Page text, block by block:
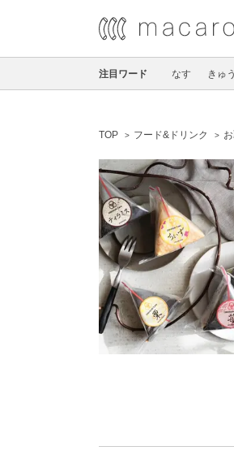
注目ワード なす きゅ
TOP フード&ドリンク